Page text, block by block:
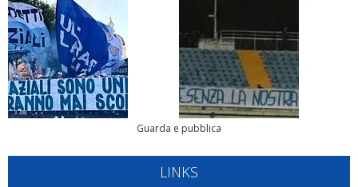
Guarda e pubblica
LINKS